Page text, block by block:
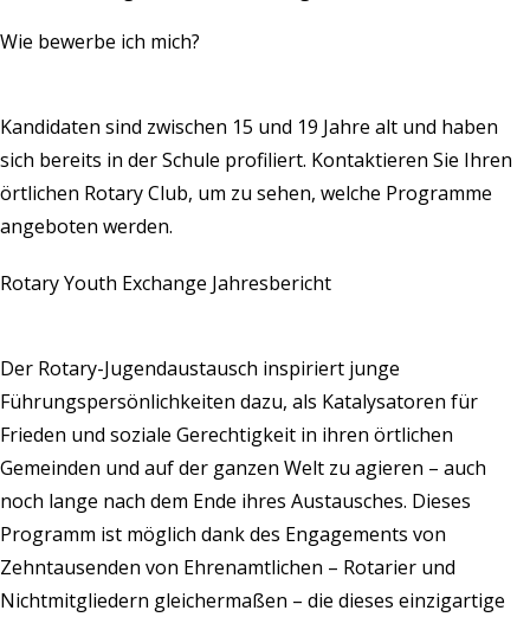
Wie bewerbe ich mich?
Kandidaten sind zwischen 15 und 19 Jahre alt und haben
sich bereits in der Schule profiliert. Kontaktieren Sie Ihren
örtlichen Rotary Club, um zu sehen, welche Programme
angeboten werden.
Rotary Youth Exchange Jahresbericht
Der Rotary-Jugendaustausch inspiriert junge
Führungspersönlichkeiten dazu, als Katalysatoren für
Frieden und soziale Gerechtigkeit in ihren örtlichen
Gemeinden und auf der ganzen Welt zu agieren – auch
noch lange nach dem Ende ihres Austausches. Dieses
Programm ist möglich dank des Engagements von
Zehntausenden von Ehrenamtlichen – Rotarier und
Nichtmitgliedern gleichermaßen – die dieses einzigartige